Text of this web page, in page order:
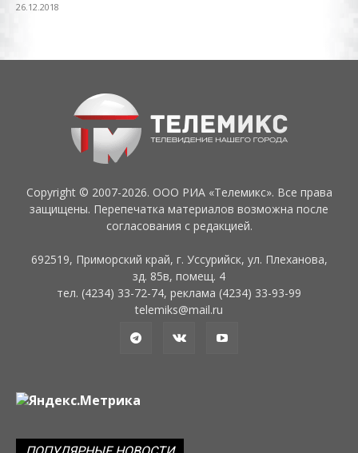
26.12.2018
Copyright © 2007-2026. ООО РИА «Телемикс». Все права
защищены. Перепечатка материалов возможна после
согласования с редакцией.
692519, Приморский край, г. Уссурийск, ул. Плеханова,
зд. 85в, помещ. 4
тел. (4234) 33-72-74, реклама (4234) 33-93-99
telemiks@mail.ru